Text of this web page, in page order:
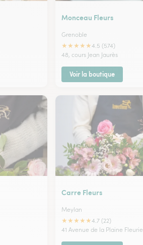
Monceau Fleurs
Grenoble
★★★★★4.5 (574)
48, cours Jean Jaurès
Voir la boutique
Carre Fleurs
Meylan
★★★★★4.7 (22)
41 Avenue de la Plaine Fleurie